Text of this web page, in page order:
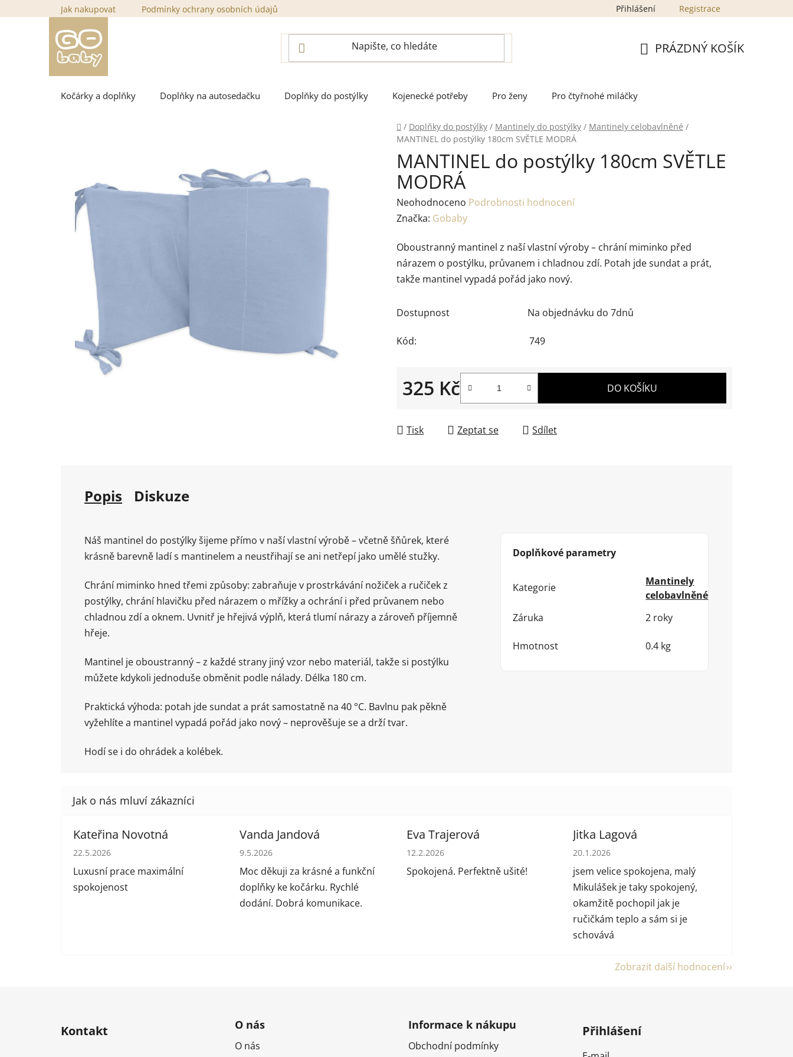
na
Jak nakupovat Podmínky ochrany osobních údajů Přihlášení Registrace
PRÁZDNÝ KOŠÍK
Kočárky a doplňky Doplňky na autosedačku Doplňky do postýlky Kojenecké potřeby Pro ženy Pro čtyřnohé miláčky
Domů
/ Doplňky do postýlky / Mantinely do postýlky / Mantinely celobavlněné /
MANTINEL do postýlky 180cm SVĚTLE MODRÁ
MANTINEL do postýlky 180cm SVĚTLE
MODRÁ
Průměrné
hodnocení
je
0,0
z
hvězdiček.
Neohodnoceno Podrobnosti hodnocení
Značka: Gobaby
Oboustranný mantinel z naší vlastní výroby – chrání miminko před
nárazem o postýlku, průvanem i chladnou zdí. Potah jde sundat a prát,
takže mantinel vypadá pořád jako nový.
Dostupnost Na objednávku do 7dnů
Kód: 749
325 Kč DO KOŠÍKU
Tisk Zeptat se Sdílet
Popis Diskuze
Náš mantinel do postýlky šijeme přímo v naší vlastní výrobě – včetně šňůrek, které
krásně barevně ladí s mantinelem a neustřihají se ani netřepí jako umělé stužky.
Chrání miminko hned třemi způsoby: zabraňuje v prostrkávání nožiček a ručiček z
postýlky, chrání hlavičku před nárazem o mřížky a ochrání i před průvanem nebo
chladnou zdí a oknem. Uvnitř je hřejivá výplň, která tlumí nárazy a zároveň příjemně
hřeje.
Mantinel je oboustranný – z každé strany jiný vzor nebo materiál, takže si postýlku
můžete kdykoli jednoduše obměnit podle nálady. Délka 180 cm.
Praktická výhoda: potah jde sundat a prát samostatně na 40 °C. Bavlnu pak pěkně
vyžehlíte a mantinel vypadá pořád jako nový – neprověšuje se a drží tvar.
Hodí se i do ohrádek a kolébek.
Doplňkové parametry
Kategorie
Mantinely
celobavlněné
Záruka
2 roky
Hmotnost 0.4 kg
Kateřina Novotná
Hodnocení obchodu je 5 z 5 hvězdiček.
22.5.2026
Luxusní prace maximální
spokojenost
Vanda Jandová
Hodnocení obchodu je 5 z 5 hvězdiček.
9.5.2026
Moc děkuji za krásné a funkční
doplňky ke kočárku. Rychlé
dodání. Dobrá komunikace.
Eva Trajerová
Hodnocení obchodu je 5 z 5 hvězdiček.
12.2.2026
Spokojená. Perfektně ušité!
Jitka Lagová
Hodnocení obchodu je 5 z 5 hvězdiček.
20.1.2026
jsem velice spokojena, malý
Mikulášek je taky spokojený,
okamžitě pochopil jak je
ručičkám teplo a sám si je
schovává
Zobrazit další hodnocení
Kontakt O nás
O nás
Informace k nákupu
Obchodní podmínky
Přihlášení